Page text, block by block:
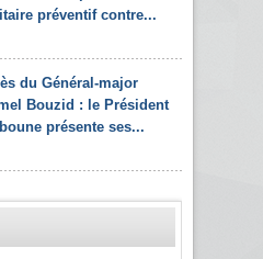
préventif contre...
du Général-major
Bouzid : le Président
présente ses...